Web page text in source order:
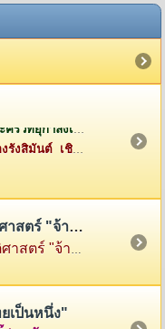
รังสิมันต์ เกิดขึ้นในช่วงที่ละครวิทยุกำลังเฟื่องฟูอยู่ในยุคกว่า 60 ปีที่แล้ว โดยคุณวีระ จิรา (สี่เสี่ย ยีซีม่อน) ผู้จัดการและเจ้าของห้องบันทึกเสียงบริษัท ยีซีม่อน เรดิโอ จำกัด (
“ใครอยากรู้ความเป็นมาของรังสิมันต์ เชิญทางนี้ค่ะ”
วสามแผ่นดิน"
ฟังละครวิทยุอิงประวัติศาสตร์ "จ้าวสามแผ่นดิน" เรื่องราวของสามกษัตริย์ผู้ยิ่งใหญ่แห่งสามแคว้น พ่อขุนรามคำแหง แห่งสุโขทัย พญามังราย แห่งหิรัญนครเงินยาง และพญางำเมือง แห่งภูกามยาว
เป็นหนึ่ง"